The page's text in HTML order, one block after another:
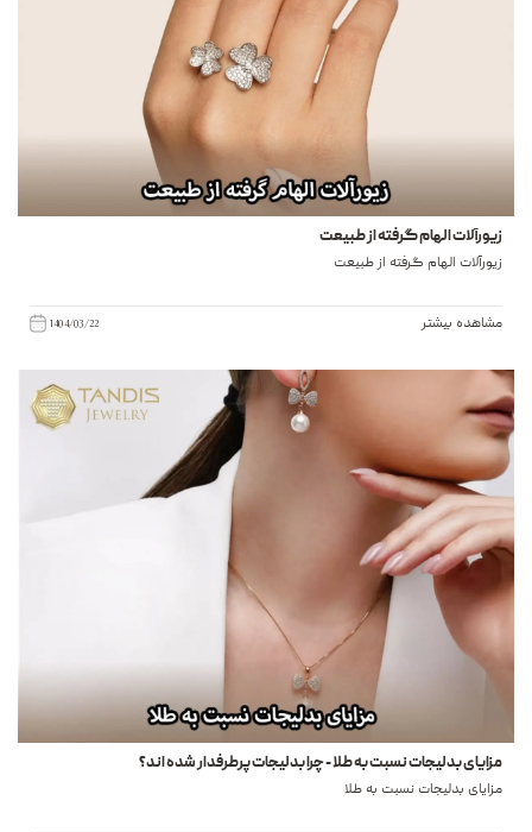
زیورآلات الهام گرفته از طبیعت
زیورآلات الهام گرفته از طبیعت
مشاهده بیشتر 1404/03/22
مزایای بدلیجات نسبت به طلا - چرا بدلیجات پرطرفدار شده اند؟
مزایای بدلیجات نسبت به طلا